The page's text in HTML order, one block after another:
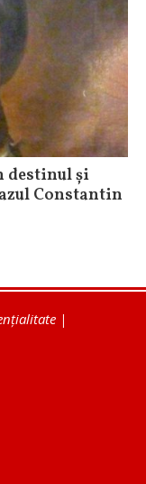
destinul și
Constantin
|